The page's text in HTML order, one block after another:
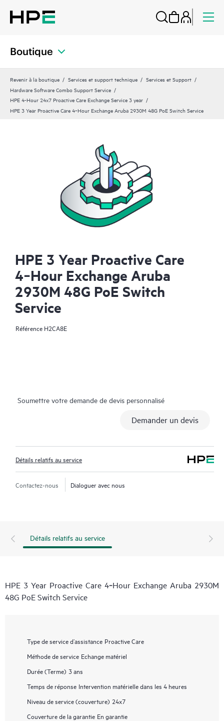
Boutique
Revenir à la boutique Services et support technique
Services et Support
Hardware Software Combo Support Service
HPE 4-Hour 24x7 Proactive Care Exchange Service 3 year
HPE 3 Year Proactive Care 4‑Hour Exchange Aruba 2930M 48G PoE Switch Service
HPE 3 Year Proactive Care
4‑Hour Exchange Aruba
2930M 48G PoE Switch
Service
Référence H2CA8E
Soumettre votre demande de devis personnalisé
Demander un devis
Détails relatifs au service
Contactez-nous Dialoguer avec nous
Détails relatifs au service
HPE 3 Year Proactive Care 4‑Hour Exchange Aruba 2930M
48G PoE Switch Service
Type de service d’assistance Proactive Care
Méthode de service Echange matériel
Durée (Terme) 3 ans
Temps de réponse Intervention matérielle dans les 4 heures
Niveau de service (couverture) 24x7
Couverture de la garantie En garantie